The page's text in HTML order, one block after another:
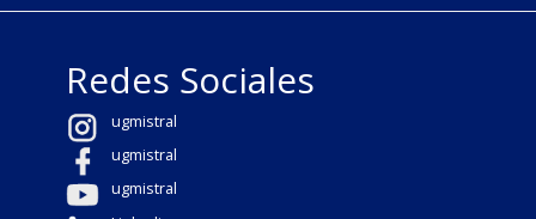
Redes Sociales
ugmistral
ugmistral
ugmistral